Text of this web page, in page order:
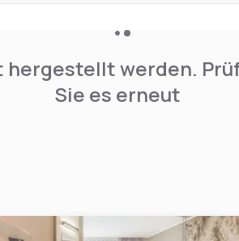
hergestellt werden.
Sie es erneut